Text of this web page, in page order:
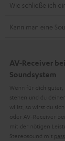
Wie schließe ich
Kann man eine
AV-Receiver
Soundsystem
Wenn für dich
stehen und du
willst, so wirst du
oder AV-Receiver
mit der nötigen
Stereosound mit